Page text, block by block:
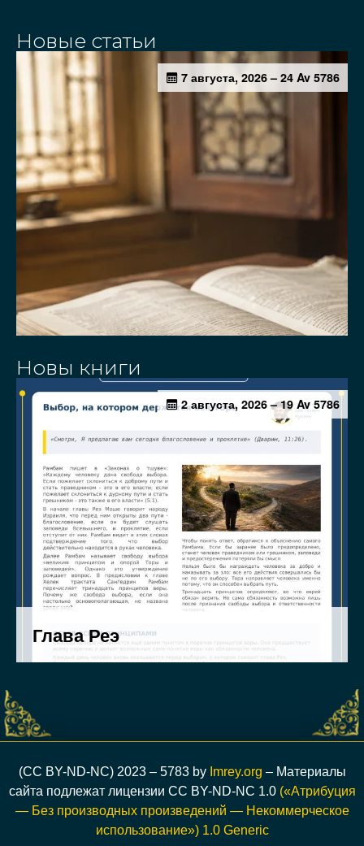
Новые статьи
Новы книги
(CC BY-ND-NC) 2023 – 5783 by Imrey.org – Материалы
сайта подлежат лицензии CC BY-ND-NC 1.0(«Атрибуция
— Без производных произведений — Некоммерческое
использование») 1.0 Generic